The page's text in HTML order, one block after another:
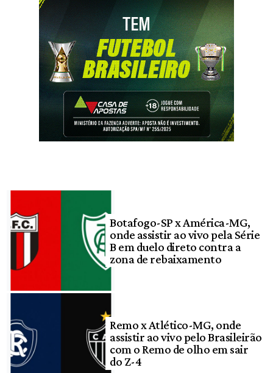
Botafogo-SP x América-MG,
onde assistir ao vivo pela Série
B em duelo direto contra a
zona de rebaixamento
Remo x Atlético-MG, onde
assistir ao vivo pelo Brasileirão
com o Remo de olho em sair
do Z-4